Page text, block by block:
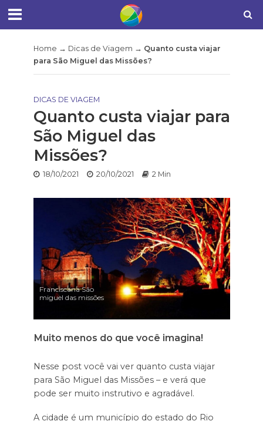
Home → Dicas de Viagem → Quanto custa viajar
para São Miguel das Missões?
DICAS DE VIAGEM
Quanto custa viajar para
São Miguel das
Missões?
18/10/2021 20/10/2021 2 Min
Franciscana São
miguel das missões
Muito menos do que você imagina!
Nesse post você vai ver quanto custa viajar
para São Miguel das Missões – e verá que
pode ser muito instrutivo e agradável.
A cidade é um município do estado do Rio